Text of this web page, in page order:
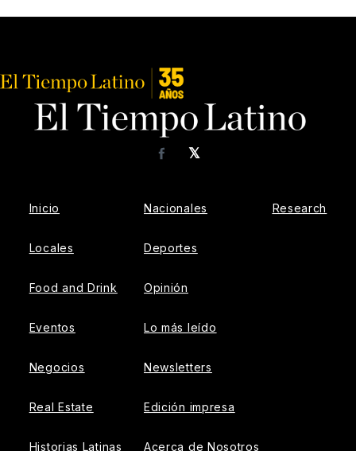
𝕏
Facebook
Inicio
Locales
Food and Drink
Eventos
Negocios
Real Estate
Historias Latinas
Nacionales
Deportes
Opinión
Lo más leído
Newsletters
Edición impresa
Acerca de Nosotros
Research